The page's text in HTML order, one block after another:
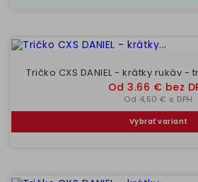
Tričko CXS DANIEL - krátky rukáv
Cena
Od 3.66 € bez
Od 4,50 € s DPH
Vybrať variant